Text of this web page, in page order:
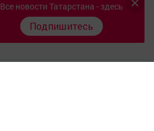
Все новости Татарстана - здесь
Подпишитесь